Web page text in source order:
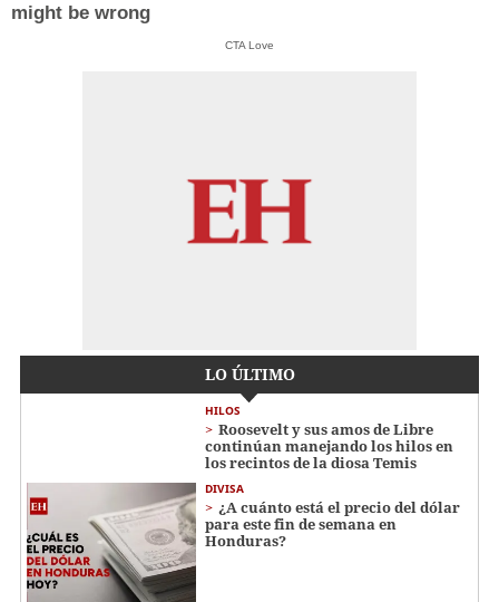
might be wrong
CTA Love
LO ÚLTIMO
HILOS
Roosevelt y sus amos de Libre
continúan manejando los hilos en
los recintos de la diosa Temis
DIVISA
¿A cuánto está el precio del dólar
para este fin de semana en
Honduras?